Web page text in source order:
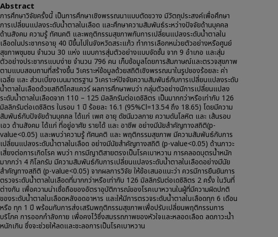
Abstract
การศึกษาวิจัยครั้งนี้ เป็นการศึกษาเชิงพรรณนาแบบตัดขวาง มีวัตถุประสงค์เพื่อศึกษา
การเปลี่ยนแปลงระดับน้ำตาลในเลือด และศึกษาความสัมพันธ์ระหว่างปัจจัยด้านบุคคล
ด้านสังคม ความรู้ ทัศนคติ และพฤติกรรมสุขภาพกับการเปลี่ยนแปลงระดับน้ำตาลใน
เลือดในประชากรอายุ 40 ปีขึ้นไปในจังหวัดสระแก้ว ทำการเลือกหน่วยตัวอย่างหรือศูนย์
สุขภาพชุมชน จำนวน 30 แห่ง แบบการสุ่มตัวอย่างแบบจัดชั้น จาก 9 อำเภอ และสุ่ม
ตัวอย่างประชากรแบบง่าย จำนวน 796 คน เก็บข้อมูลโดยการสัมภาษณ์และตรวจสุขภาพ
ตามแบบสอบถามที่สร้างขึ้น วิเคราะห์ข้อมูลด้วยสถิติเชิงพรรณนาในรูปของร้อยละ ค่า
เฉลี่ย และ ส่วนเบี่ยงเบนมาตรฐาน วิเคราะห์ปัจจัยความสัมพันธ์กับการเปลี่ยนแปลงระดับ
น้ำตาลในเลือดด้วยสถิติไคสแควร์ ผลการศึกษาพบว่า กลุ่มตัวอย่างมีการเปลี่ยนแปลง
ระดับน้ำตาลในเลือดจาก 110 – 125 มิลลิกรัมต่อเดซิลิตร เป็นมากกว่าหรือเท่ากับ 126
มิลลิกรัมต่อเดซิลิตร ในรอบ 1 ปี ร้อยละ 16.1 (95%Cl=13.54 ถึง 18.65) โดยมีความ
สัมพันธ์กับปัจจัยด้านบุคคล ได้แก่ เพศ อายุ ดัชนีมวลกาย ความดันโลหิต และ เส้นรอบ
เอว ด้านสังคม ได้แก่ ที่อยู่อาศัย รายได้ และ อาชีพ อย่างมีนัยสำคัญทางสถิติ(p-
value<0.05) และพบว่าความรู้ ทัศนคติ และ พฤติกรรมสุขภาพ มีความสัมพันธ์กับการ
เปลี่ยนแปลงระดับน้ำตาลในเลือด อย่างมีนัยสำคัญทางสถิติ (p-value<0.05) ด้านภาวะ
เสี่ยงต่อการเกิดโรค พบว่า การมีญาติสายตรงเป็นโรคเบาหวาน การคลอดบุตรน้ำหนัก
มากกว่า 4 กิโลกรัม มีความสัมพันธ์กับการเปลี่ยนแปลงระดับน้ำตาลในเลือดอย่างมีนัย
สำคัญทางสถิติ (p-value<0.05) จากผลการวิจัย ให้ข้อเสนอแนะว่า ควรมีการยืนยันการ
ตรวจระดับน้ำตาลในเลือดที่มากกว่าหรือเท่ากับ 126 มิลลิกรัมต่อเดซิลิตร 2 ครั้ง ในวันที่
ต่างกัน เพื่อความน่าเชื่อถือของอัตราอุบัติการณ์ของโรคเบาหวานในผู้ที่มีความผิดปกติ
ของระดับน้ำตาลในเลือดหลังอดอาหาร และให้มีการตรวจระดับน้ำตาลในเลือดทุก 6 เดือน
หรือ ทุก 1 ปี พร้อมกับการส่งเสริมพฤติกรรมสุขภาพเพื่อปรับเปลี่ยนพฤติกรรมการ
บริโภค การออกกำลังกาย เพื่อคงไว้ซึ่งสมรรถภาพของหัวใจและหลอดเลือด ลดภาวะน้ำ
หนักเกิน ซึ่งจะช่วยให้ลดและชะลอการเป็นโรคเบาหวาน